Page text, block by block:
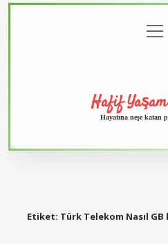
aç
Hafif
Hayatına neşe katan
Etiket: Türk Telekom Nasıl GB